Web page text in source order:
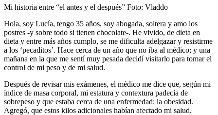
Mi historia entre “el antes y el después” Foto: Vladdo
Hola, soy Lucía, tengo 35 años, soy abogada, soltera y amo los
postres -y sobre todo si tienen chocolate-. He vivido, de dieta en
dieta y entre más años cumplo, se me dificulta adelgazar y resistirme
a los ‘pecaditos’. Hace cerca de un año que no iba al médico; y una
mañana en la que me sentí muy pesada decidí visitarlo para tomar el
control de mi peso y de mi salud.
Después de revisar mis exámenes, el médico me dice que, según mi
índice de masa corporal, mi estatura y contextura padecía de
sobrepeso y que estaba cerca de una enfermedad: la obesidad.
Agregó, que estos kilos adicionales habían afectado mi salud.